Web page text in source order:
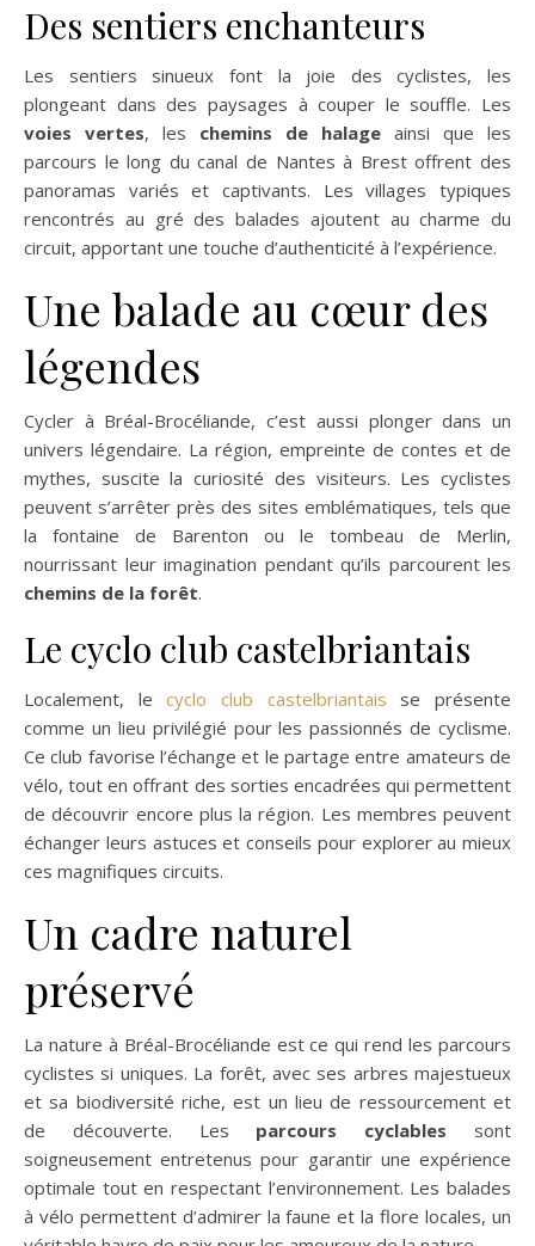
Des sentiers enchanteurs
Les sentiers sinueux font la joie des cyclistes, les
plongeant dans des paysages à couper le souffle. Les
voies vertes, les chemins de halage ainsi que les
parcours le long du canal de Nantes à Brest offrent des
panoramas variés et captivants. Les villages typiques
rencontrés au gré des balades ajoutent au charme du
circuit, apportant une touche d’authenticité à l’expérience.
Une balade au cœur des
légendes
Cycler à Bréal-Brocéliande, c’est aussi plonger dans un
univers légendaire. La région, empreinte de contes et de
mythes, suscite la curiosité des visiteurs. Les cyclistes
peuvent s’arrêter près des sites emblématiques, tels que
la fontaine de Barenton ou le tombeau de Merlin,
nourrissant leur imagination pendant qu’ils parcourent les
chemins de la forêt.
Le cyclo club castelbriantais
Localement, lecyclo club castelbriantais se présente
comme un lieu privilégié pour les passionnés de cyclisme.
Ce club favorise l’échange et le partage entre amateurs de
vélo, tout en offrant des sorties encadrées qui permettent
de découvrir encore plus la région. Les membres peuvent
échanger leurs astuces et conseils pour explorer au mieux
ces magnifiques circuits.
Un cadre naturel
préservé
La nature à Bréal-Brocéliande est ce qui rend les parcours
cyclistes si uniques. La forêt, avec ses arbres majestueux
et sa biodiversité riche, est un lieu de ressourcement et
de découverte. Les parcours cyclables sont
soigneusement entretenus pour garantir une expérience
optimale tout en respectant l’environnement. Les balades
à vélo permettent d’admirer la faune et la flore locales, un